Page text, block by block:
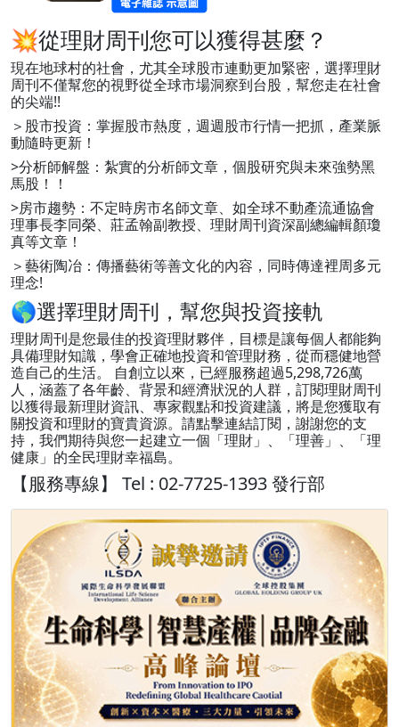
💥從理財周刊您可以獲得甚麼？
現在地球村的社會，尤其全球股市連動更加緊密，選擇理財
周刊不僅幫您的視野從全球市場洞察到台股，幫您走在社會
的尖端!!
＞股市投資：掌握股市熱度，週週股市行情一把抓，產業脈
動隨時更新！
>分析師解盤：紮實的分析師文章，個股研究與未來強勢黑
馬股！！
>房市趨勢：不定時房市名師文章、如全球不動產流通協會
理事長李同榮、莊孟翰副教授、理財周刊資深副總編輯顏瓊
真等文章！
＞藝術陶冶：傳播藝術等善文化的內容，同時傳達裡周多元
理念!
🌎選擇理財周刊，幫您與投資接軌
理財周刊是您最佳的投資理財夥伴，目標是讓每個人都能夠
具備理財知識，學會正確地投資和管理財務，從而穩健地營
造自己的生活。 自創立以來，已經服務超過5,298,726萬
人，涵蓋了各年齡、背景和經濟狀況的人群，訂閱理財周刊
以獲得最新理財資訊、專家觀點和投資建議，將是您獲取有
關投資和理財的寶貴資源。請點擊連結訂閱，謝謝您的支
持，我們期待與您一起建立一個「理財」、「理善」、「理
健康」的全民理財幸福島。
【服務專線】 Tel : 02-7725-1393 發行部